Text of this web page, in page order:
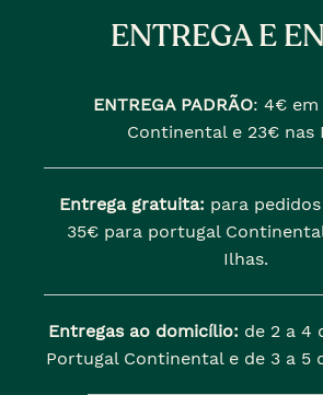
ENTREGA E
ENTREGA PADRÃO: 4€
Continental e 23€ nas
Entrega gratuita: para
35€ para portugal
Ilhas.
Entregas ao domicílio: de 2 a 4
Portugal Continental e de 3 a 5